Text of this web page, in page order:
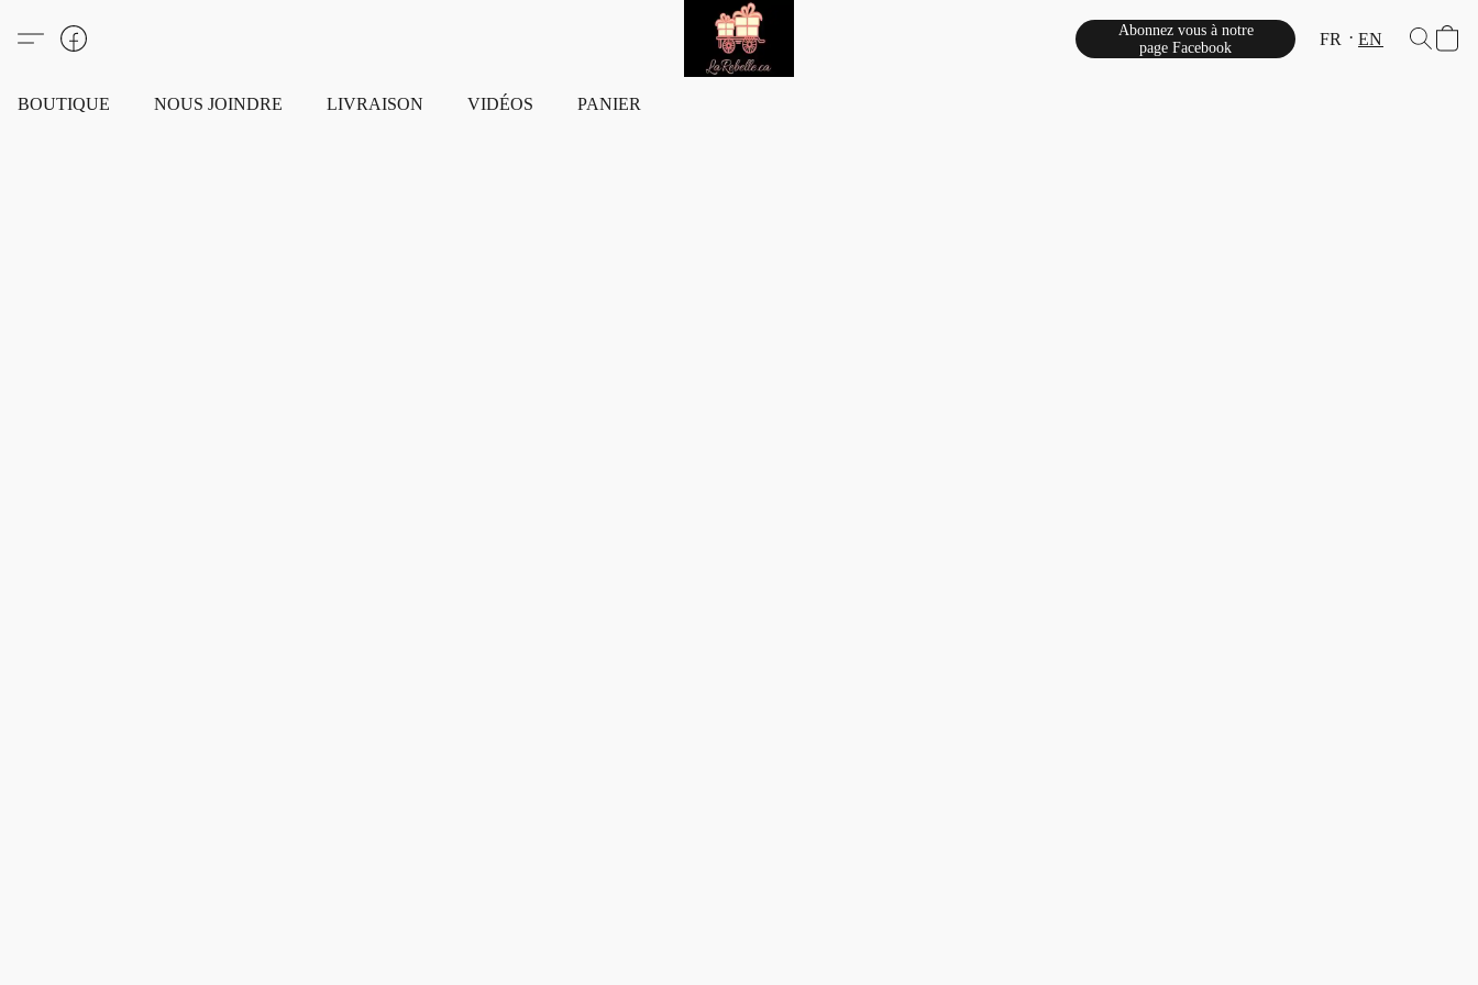
Abonnez vous à notre
page Facebook
FR EN
BOUTIQUE NOUS JOINDRE LIVRAISON VIDÉOS PANIER